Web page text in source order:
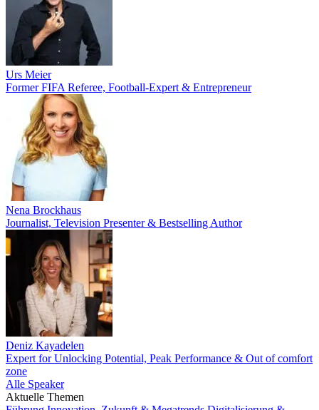
Urs Meier
Former FIFA Referee, Football-Expert & Entrepreneur
Nena Brockhaus
Journalist, Television Presenter & Bestselling Author
Deniz Kayadelen
Expert for Unlocking Potential, Peak Performance & Out of comfort
zone
Alle Speaker
Aktuelle Themen